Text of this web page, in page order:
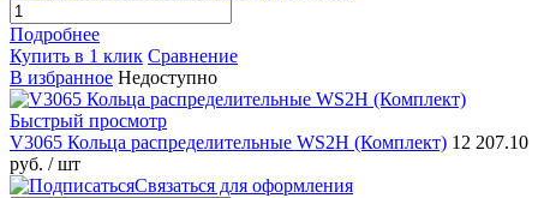
Подробнее
Купить в 1 клик Сравнение
В избранное Недоступно
Быстрый просмотр
V3065 Кольца распределительные WS2H (Комплект) 12 207.10
руб. / шт
Связаться для оформления